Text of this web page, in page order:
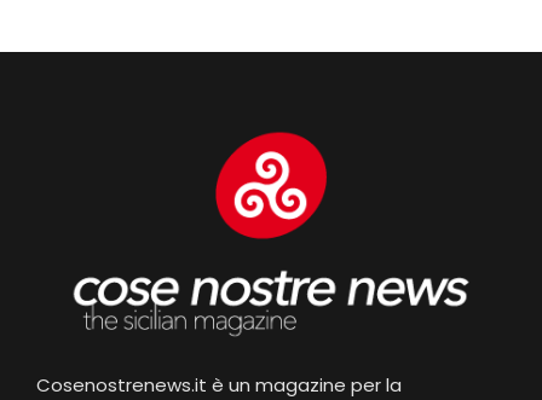
Cosenostrenews.it è un magazine per la